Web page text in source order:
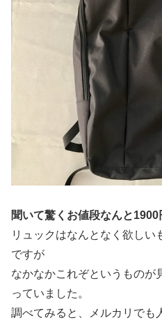
聞いて驚くお値段なんと1900
リュックはなんとなく欲し
ですが
なかなかこれぞというものが
っていました。
調べてみると、メルカリでも